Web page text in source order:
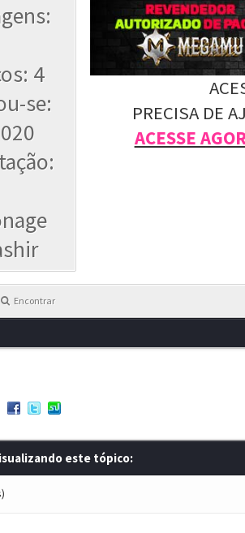
4
se:
PRECISA DE
ACESSE
Encontrar
este tópico: